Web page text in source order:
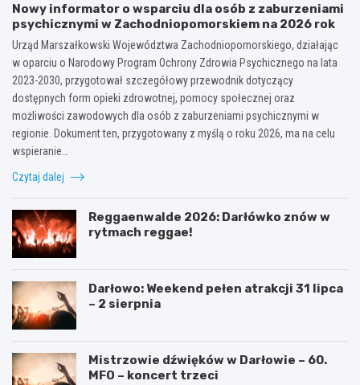
Nowy informator o wsparciu dla osób z zaburzeniami
psychicznymi w Zachodniopomorskiem na 2026 rok
Urząd Marszałkowski Województwa Zachodniopomorskiego, działając
w oparciu o Narodowy Program Ochrony Zdrowia Psychicznego na lata
2023-2030, przygotował szczegółowy przewodnik dotyczący
dostępnych form opieki zdrowotnej, pomocy społecznej oraz
możliwości zawodowych dla osób z zaburzeniami psychicznymi w
regionie. Dokument ten, przygotowany z myślą o roku 2026, ma na celu
wspieranie…
Czytaj dalej
Reggaenwalde 2026: Darłówko znów w
rytmach reggae!
Darłowo: Weekend pełen atrakcji 31 lipca
– 2 sierpnia
Mistrzowie dźwięków w Darłowie – 60.
MFO – koncert trzeci